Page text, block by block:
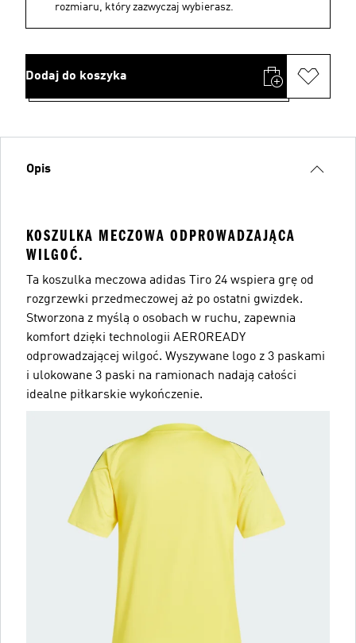
rozmiaru, który zazwyczaj wybierasz.
Dodaj do koszyka
Opis
KOSZULKA MECZOWA ODPROWADZAJĄCA
WILGOĆ.
Ta koszulka meczowa adidas Tiro 24 wspiera grę od
rozgrzewki przedmeczowej aż po ostatni gwizdek.
Stworzona z myślą o osobach w ruchu, zapewnia
komfort dzięki technologii AEROREADY
odprowadzającej wilgoć. Wyszywane logo z 3 paskami
i ulokowane 3 paski na ramionach nadają całości
idealne piłkarskie wykończenie.